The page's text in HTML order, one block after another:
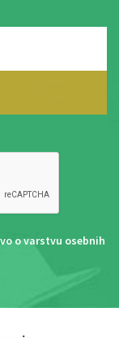
o varstvu osebnih